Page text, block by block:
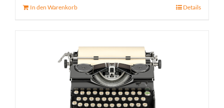
In den Warenkorb Details